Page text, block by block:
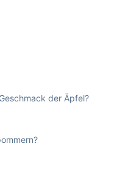
der Äpfel?